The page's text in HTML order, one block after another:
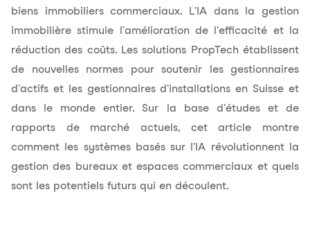
biens immobiliers commerciaux. L'IA dans la gestion
immobilière stimule l'amélioration de l'efficacité et la
réduction des coûts. Les solutions PropTech établissent
de nouvelles normes pour soutenir les gestionnaires
d'actifs et les gestionnaires d'installations en Suisse et
dans le monde entier. Sur la base d'études et de
rapports de marché actuels, cet article montre
comment les systèmes basés sur l'IA révolutionnent la
gestion des bureaux et espaces commerciaux et quels
sont les potentiels futurs qui en découlent.